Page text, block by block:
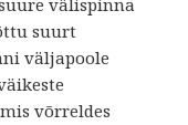
välispinna
suurt
väljapoole
võrreldes